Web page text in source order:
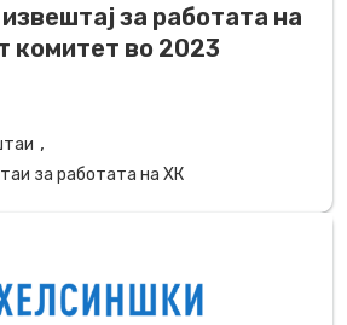
за работата на
комитет во 2023
,
за работата на ХК